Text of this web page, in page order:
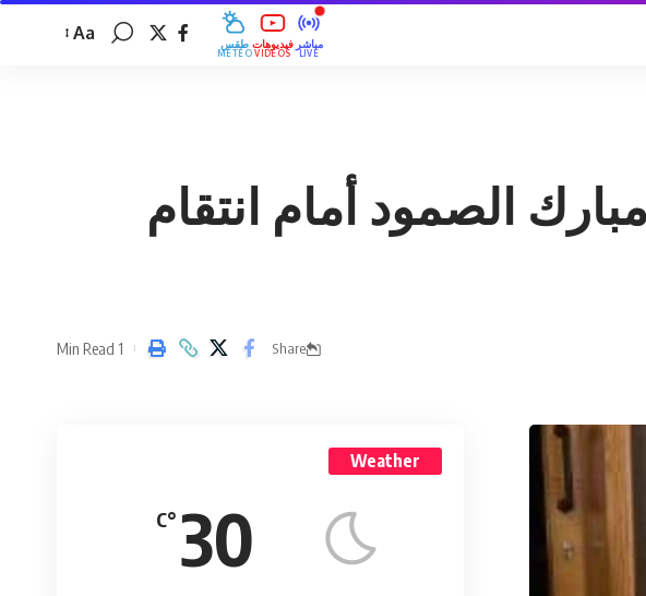
طقس
MÉTÉO
فيديوهات
VIDÉOS
مباشر
LIVE
Aa
الصمود أمام انتقام
Share
1 Min Read
Weather
30
°C